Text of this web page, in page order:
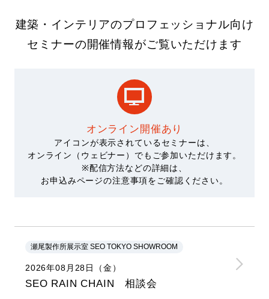
建築・インテリアのプロフェッショナル向け
セミナーの開催情報がご覧いただけます
オンライン開催あり
アイコンが表示されているセミナーは、
オンライン（ウェビナー）でもご参加いただけます。
※配信方法などの詳細は、
お申込みページの注意事項をご確認ください。
瀬尾製作所展示室 SEO TOKYO SHOWROOM
2026年08月28日（金）
SEO RAIN CHAIN 相談会